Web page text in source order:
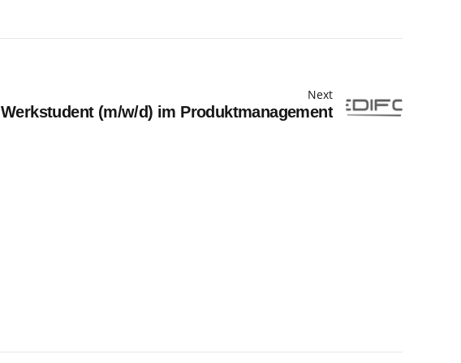
Next
Werkstudent (m/w/d) im Produktmanagement